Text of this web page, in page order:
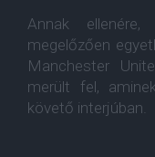
Annak
megelőzően
Manchester
merült fel,
követő interjúban.